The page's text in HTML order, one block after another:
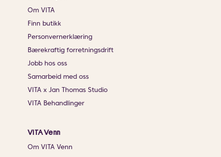
Om VITA
Finn butikk
Personvernerklæring
Bærekraftig forretningsdrift
Jobb hos oss
Samarbeid med oss
VITA x Jan Thomas Studio
VITA Behandlinger
VITA Venn
Om VITA Venn